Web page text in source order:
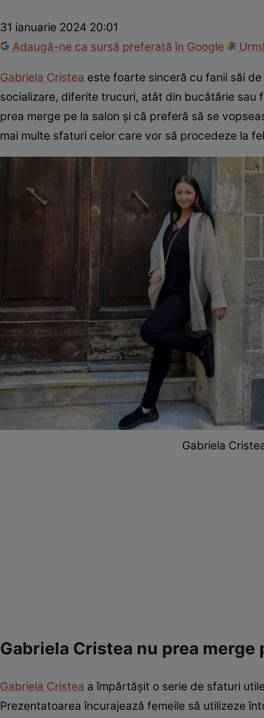
31 ianuarie 2024 20:01
Adaugă-ne ca sursă preferată în Google
Gabriela Cristea este foarte sinceră cu fanii săi
socializare, diferite trucuri, atât din bucătărie
prea merge pe la salon și că preferă să se
mai multe sfaturi celor care vor să procedeze la
Gabriela
Gabriela Cristea nu prea merge
Gabriela Cristea a împărtășit o serie de sfaturi
Prezentatoarea încurajează femeile să utilizeze